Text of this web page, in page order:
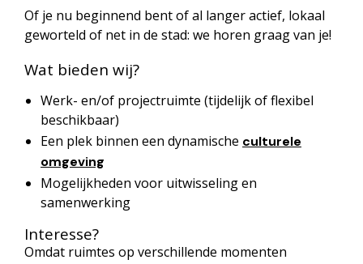
Of je nu beginnend bent of al langer actief, lokaal
geworteld of net in de stad: we horen graag van je!
Wat bieden wij?
Werk- en/of projectruimte (tijdelijk of flexibel
beschikbaar)
Een plek binnen een dynamische culturele
omgeving
Mogelijkheden voor uitwisseling en
samenwerking
Interesse?
Omdat ruimtes op verschillende momenten